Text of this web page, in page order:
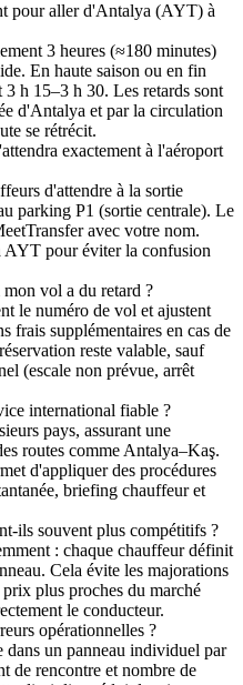
pour aller d'Antalya (AYT) à
3 heures (≈180 minutes)
En haute saison ou en fin
h 15–3 h 30. Les retards sont
d'Antalya et par la circulation
se rétrécit.
exactement à l'aéroport
d'attendre à la sortie
parking P1 (sortie centrale). Le
avec votre nom.
AYT pour éviter la confusion
vol a du retard ?
le numéro de vol et ajustent
frais supplémentaires en cas de
reste valable, sauf
(escale non prévue, arrêt
international fiable ?
pays, assurant une
routes comme Antalya–Kaş.
d'appliquer des procédures
briefing chauffeur et
ils souvent plus compétitifs ?
: chaque chauffeur définit
Cela évite les majorations
plus proches du marché
le conducteur.
opérationnelles ?
dans un panneau individuel par
de rencontre et nombre de